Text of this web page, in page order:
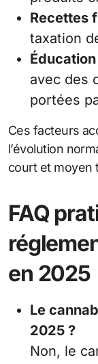
Recettes
taxation
avec des
portées
Ces facteurs
l’évolution
court et moyen
FAQ
en 2025
Le
2025 ?
Non, le